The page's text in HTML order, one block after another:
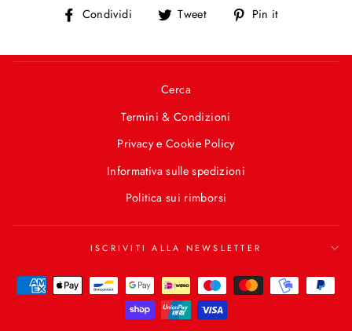
Condividi
CondividiTweet
Tweet Pin it
Cerca
Termini & Condizioni
Privacy e Cookie Policy
Informativa sulle spedizioni
Politica sui rimborsi
ISCRIVITI ALLA NEWSLETTER